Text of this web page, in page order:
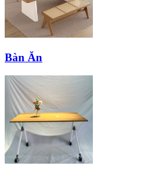
Bàn Ăn